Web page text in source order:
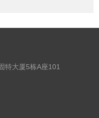
特大厦5栋A座101